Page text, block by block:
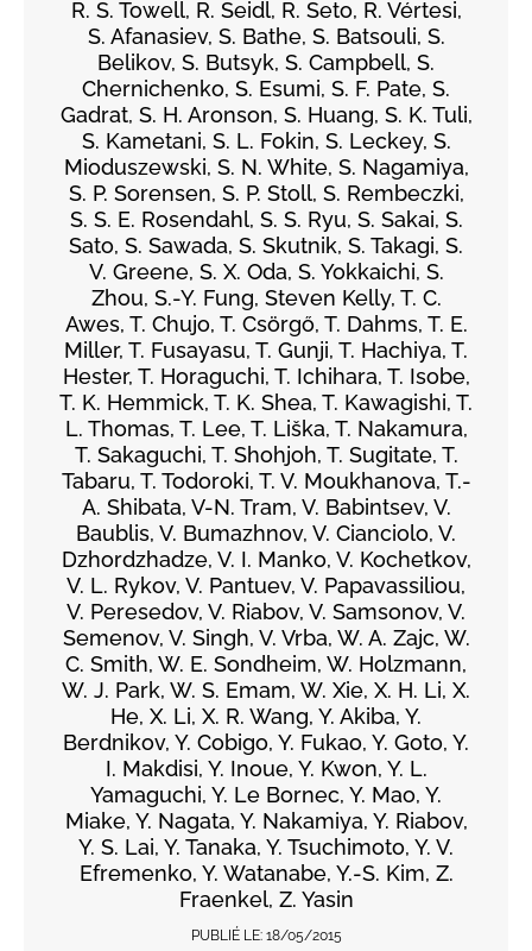
R. S. Towell, R. Seidl, R. Seto, R. Vértesi,
S. Afanasiev, S. Bathe, S. Batsouli, S.
Belikov, S. Butsyk, S. Campbell, S.
Chernichenko, S. Esumi, S. F. Pate, S.
Gadrat, S. H. Aronson, S. Huang, S. K. Tuli,
S. Kametani, S. L. Fokin, S. Leckey, S.
Mioduszewski, S. N. White, S. Nagamiya,
S. P. Sorensen, S. P. Stoll, S. Rembeczki,
S. S. E. Rosendahl, S. S. Ryu, S. Sakai, S.
Sato, S. Sawada, S. Skutnik, S. Takagi, S.
V. Greene, S. X. Oda, S. Yokkaichi, S.
Zhou, S.-Y. Fung, Steven Kelly, T. C.
Awes, T. Chujo, T. Csörgő, T. Dahms, T. E.
Miller, T. Fusayasu, T. Gunji, T. Hachiya, T.
Hester, T. Horaguchi, T. Ichihara, T. Isobe,
T. K. Hemmick, T. K. Shea, T. Kawagishi, T.
L. Thomas, T. Lee, T. Liška, T. Nakamura,
T. Sakaguchi, T. Shohjoh, T. Sugitate, T.
Tabaru, T. Todoroki, T. V. Moukhanova, T.-
A. Shibata, V-N. Tram, V. Babintsev, V.
Baublis, V. Bumazhnov, V. Cianciolo, V.
Dzhordzhadze, V. I. Manko, V. Kochetkov,
V. L. Rykov, V. Pantuev, V. Papavassiliou,
V. Peresedov, V. Riabov, V. Samsonov, V.
Semenov, V. Singh, V. Vrba, W. A. Zajc, W.
C. Smith, W. E. Sondheim, W. Holzmann,
W. J. Park, W. S. Emam, W. Xie, X. H. Li, X.
He, X. Li, X. R. Wang, Y. Akiba, Y.
Berdnikov, Y. Cobigo, Y. Fukao, Y. Goto, Y.
I. Makdisi, Y. Inoue, Y. Kwon, Y. L.
Yamaguchi, Y. Le Bornec, Y. Mao, Y.
Miake, Y. Nagata, Y. Nakamiya, Y. Riabov,
Y. S. Lai, Y. Tanaka, Y. Tsuchimoto, Y. V.
Efremenko, Y. Watanabe, Y.-S. Kim, Z.
Fraenkel, Z. Yasin
PUBLIÉ LE: 18/05/2015